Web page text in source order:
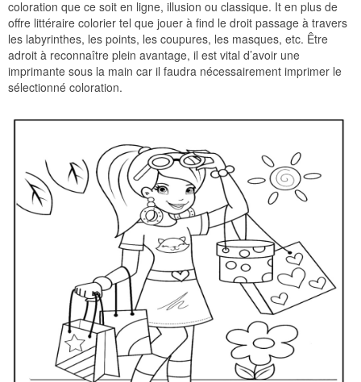
coloration que ce soit en ligne, illusion ou classique. It en plus de
offre littéraire colorier tel que jouer à find le droit passage à travers
les labyrinthes, les points, les coupures, les masques, etc. Être
adroit à reconnaître plein avantage, il est vital d’avoir une
imprimante sous la main car il faudra nécessairement imprimer le
sélectionné coloration.